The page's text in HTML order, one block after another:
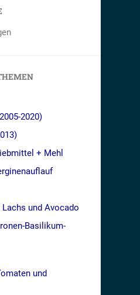
2020)
+ Mehl
und Avocado
Basilikum-
und